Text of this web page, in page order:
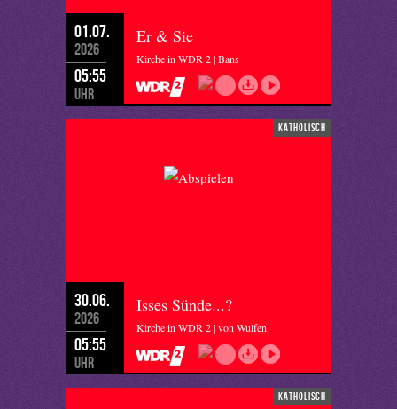
01.07.
2026
05:55
Uhr
Er & Sie
Kirche in WDR 2 | Bans
katholisch
30.06.
2026
05:55
Uhr
Isses Sünde...?
Kirche in WDR 2 | von Wulfen
katholisch